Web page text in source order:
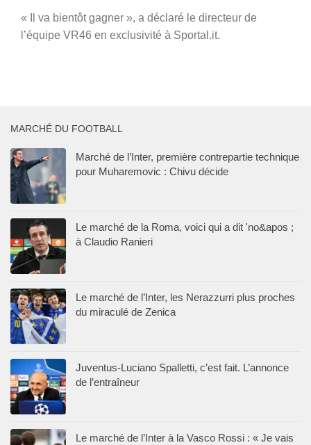
« Il va bientôt gagner », a déclaré le directeur de
l’équipe VR46 en exclusivité à Sportal.it.
MARCHÉ DU FOOTBALL
Marché de l’Inter, première contrepartie technique
pour Muharemovic : Chivu décide
Le marché de la Roma, voici qui a dit 'no&apos ;
à Claudio Ranieri
Le marché de l’Inter, les Nerazzurri plus proches
du miraculé de Zenica
Juventus-Luciano Spalletti, c’est fait. L’annonce
de l’entraîneur
Le marché de l’Inter à la Vasco Rossi : « Je vais